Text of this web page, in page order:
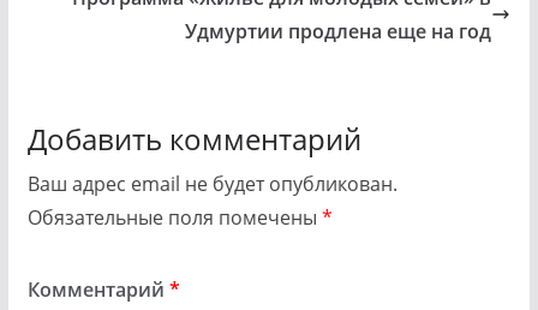
Удмуртии продлена еще на год
Добавить комментарий
Ваш адрес email не будет опубликован.
Обязательные поля помечены *
Комментарий *